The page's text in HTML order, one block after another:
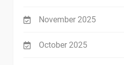
November 2025
October 2025